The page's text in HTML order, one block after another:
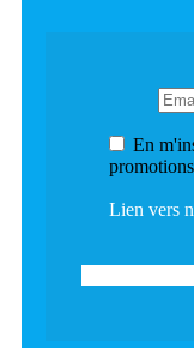
En
Lien vers